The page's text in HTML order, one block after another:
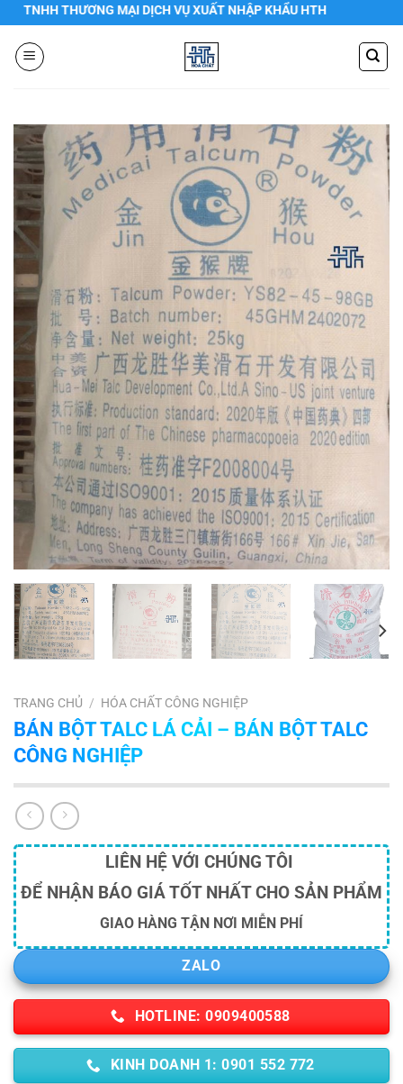
Chuyển
nội
THƯƠNG MẠI DỊCH VỤ XUẤT NHẬP KHẨU HTH
TRANG CHỦ / HÓA CHẤT CÔNG NGHIỆP
BÁN BỘT TALC LÁ CẢI – BÁN BỘT TALC
CÔNG NGHIỆP
LIÊN HỆ VỚI CHÚNG TÔI
ĐỂ NHẬN BÁO GIÁ TỐT NHẤT CHO SẢN PHẨM
GIAO HÀNG TẬN NƠI MIỄN PHÍ
ZALO
HOTLINE: 0909400588
KINH DOANH 1: 0901 552 772